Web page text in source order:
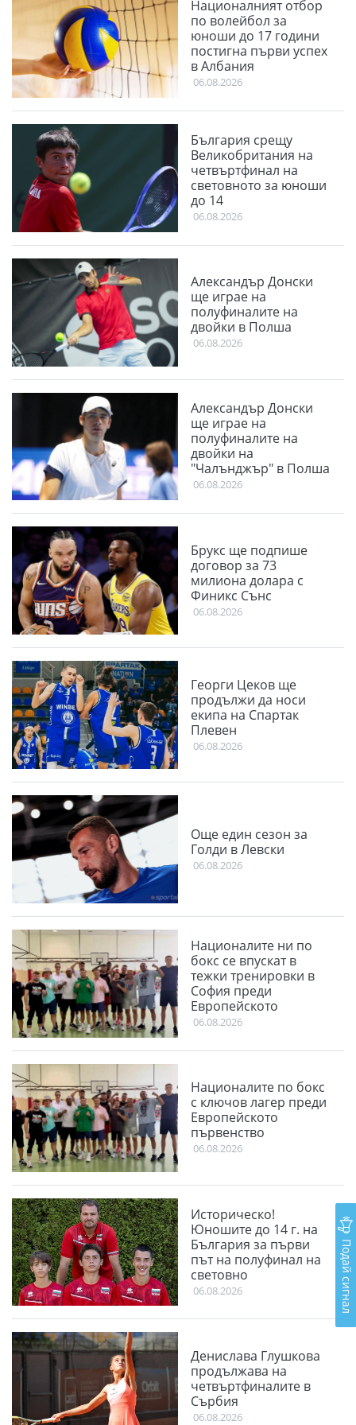
Националният отбор
по волейбол за
юноши до 17 години
постигна първи успех
в Албания
06.08.2026
България срещу
Великобритания на
четвъртфинал на
световното за юноши
до 14
06.08.2026
Александър Донски
ще играе на
полуфиналите на
двойки в Полша
06.08.2026
Александър Донски
ще играе на
полуфиналите на
двойки на
"Чалънджър" в Полша
06.08.2026
Брукс ще подпише
договор за 73
милиона долара с
Финикс Сънс
06.08.2026
Георги Цеков ще
продължи да носи
екипа на Спартак
Плевен
06.08.2026
Още един сезон за
Голди в Левски
06.08.2026
Националите ни по
бокс се впускат в
тежки тренировки в
София преди
Европейското
06.08.2026
Националите по бокс
с ключов лагер преди
Европейското
първенство
06.08.2026
Историческо!
Юношите до 14 г. на
България за първи
път на полуфинал на
световно
06.08.2026
Денислава Глушкова
продължава на
четвъртфиналите в
Сърбия
06.08.2026
Подай сигнал